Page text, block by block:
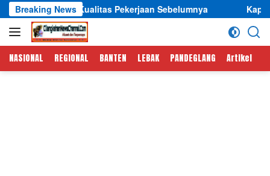
Langsung
ke
konten
Breaking News
Pekerjaan Sebelumnya Kapolres Lebak Hadiri
NASIONAL REGIONAL BANTEN LEBAK PANDEGLANG Artikel